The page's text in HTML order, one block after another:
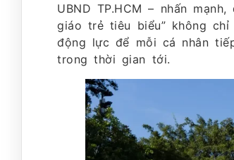
UBND TP.HCM – nhấn
giáo trẻ tiêu biểu” không
động lực để mỗi cá nhân
trong thời gian tới.